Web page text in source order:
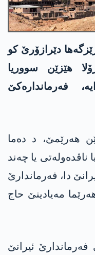
دێرازۆرێ کو
ھێزێن سووریا
فەرماندارەکێ
ھەرێمێ، د دەما
ناڤدەولەتی یا چەند
دا، فەرماندارێ
مەیادینێ حاج
ئیرانێ